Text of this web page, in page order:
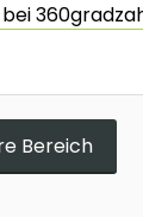
Bereich